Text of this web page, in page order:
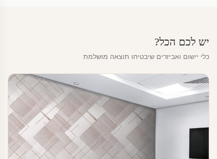
יש לכם הכל?
כלי יישום ואביזרים שיבטיחו תוצאה מושלמת